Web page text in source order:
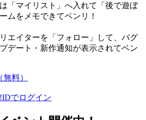
「マイリスト」へ入れて「後で遊ぼ
ムをメモできてベンリ！
エイターを「フォロー」して、バグ
デート・新作通知が表示されてベン
料）
でログイン